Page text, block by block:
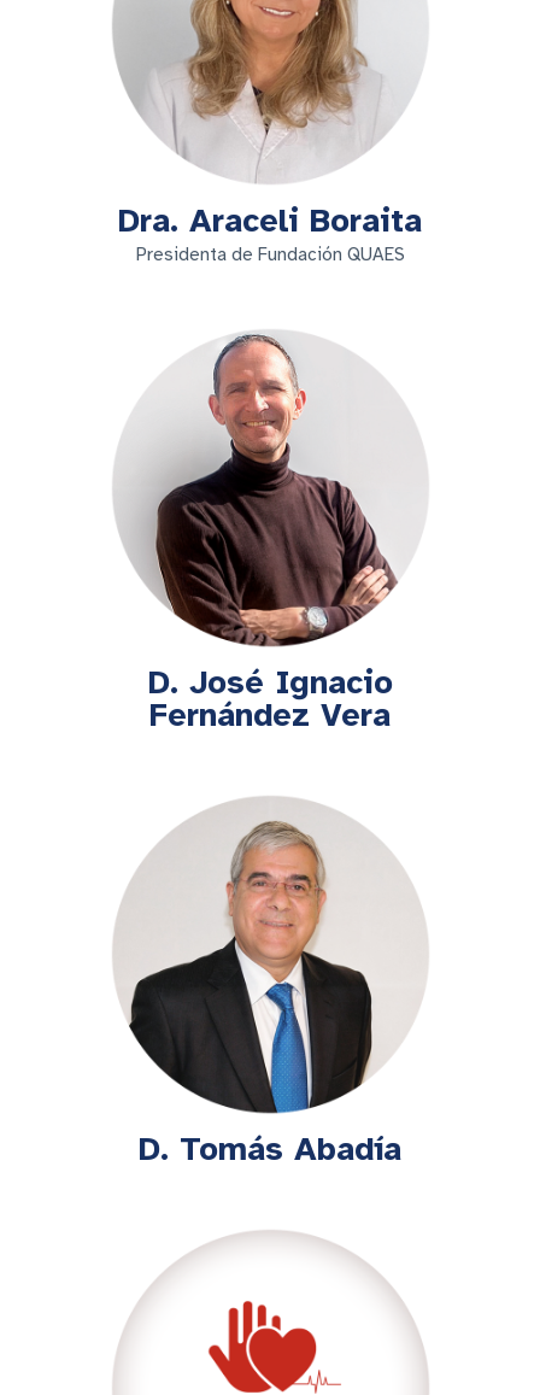
Dra. Araceli Boraita
Presidenta de Fundación QUAES
D. José Ignacio
Fernández Vera
D. Tomás Abadía